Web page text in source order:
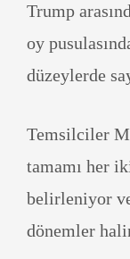
Trump
oy
düzeylerde
Temsilciler
tamamı her
belirleniyor
dönemler